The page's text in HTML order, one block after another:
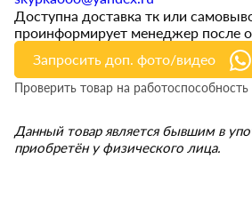
Доступна доставка тк или
проинформирует менеджер после
Запросить доп. фото/видео
Проверить товар на
Данный товар является бывшим в
приобретён у физического лица.